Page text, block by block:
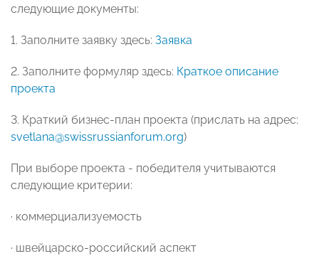
следующие документы:
1. Заполните заявку здесь: Заявка
2. Заполните формуляр здесь: Краткое описание
проекта
3. Краткий бизнес-план проекта (прислать на адрес:
svetlana@swissrussianforum.org)
При выборе проекта - победителя учитываются
следующие критерии:
· коммерциализуемость
· швейцарско-российский аспект